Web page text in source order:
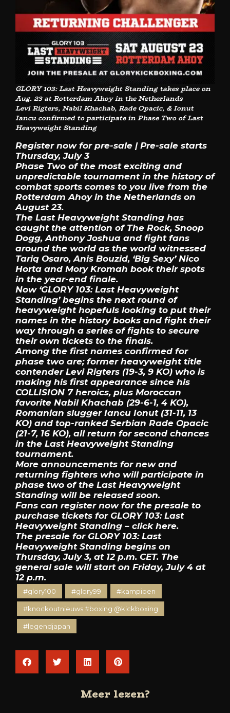
GLORY 103: Last Heavyweight Standing takes place on
Aug. 23 at Rotterdam Ahoy in the Netherlands
Levi Rigters, Nabil Khachab, Rade Opacic, & Ionut
Iancu confirmed to participate in Phase Two of Last
Heavyweight Standing
Register now for pre-sale | Pre-sale starts
Thursday, July 3
Phase Two of the most exciting and
unpredictable tournament in the history of
combat sports comes to you live from the
Rotterdam Ahoy in the Netherlands on
August 23.
The Last Heavyweight Standing has
caught the attention of The Rock, Snoop
Dogg, Anthony Joshua and fight fans
around the world as the world witnessed
Tariq Osaro, Anis Bouzid, ‘Big Sexy’ Nico
Horta and Mory Kromah book their spots
in the year-end finale.
Now ‘GLORY 103: Last Heavyweight
Standing’ begins the next round of
heavyweight hopefuls looking to put their
names in the history books and fight their
way through a series of fights to secure
their own tickets to the finals.
Among the first names confirmed for
phase two are; former heavyweight title
contender Levi Rigters (19-3, 9 KO) who is
making his first appearance since his
COLLISION 7 heroics, plus Moroccan
favorite Nabil Khachab (29-6-1, 4 KO),
Romanian slugger Iancu Ionut (31-11, 13
KO) and top-ranked Serbian Rade Opacic
(21-7, 16 KO), all return for second chances
in the Last Heavyweight Standing
tournament.
More announcements for new and
returning fighters who will participate in
phase two of the Last Heavyweight
Standing will be released soon.
Fans can register now for the presale to
purchase tickets for GLORY 103: Last
Heavyweight Standing – click here.
The presale for GLORY 103: Last
Heavyweight Standing begins on
Thursday, July 3, at 12 p.m. CET. The
general sale will start on Friday, July 4 at
12 p.m.
#glory100 #glory99 #kampioen
#knockoutnieuws #boxing @kickboxing
#legendjapan
Meer lezen?